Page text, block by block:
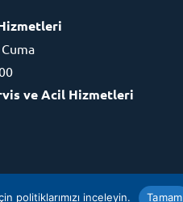
ve Acil Hizmetleri
Araştırma Merkezine aittir.
politiklarımızı inceleyin. Tamam